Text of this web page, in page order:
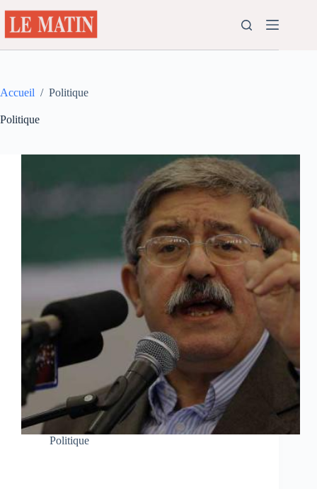
au
contenu
Accueil / Politique
Politique
Politique